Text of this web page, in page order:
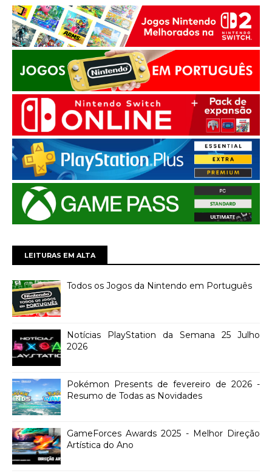
LEITURAS EM ALTA
Todos os Jogos da Nintendo em Português
Notícias PlayStation da Semana 25 Julho
2026
Pokémon Presents de fevereiro de 2026 -
Resumo de Todas as Novidades
GameForces Awards 2025 - Melhor Direção
Artística do Ano